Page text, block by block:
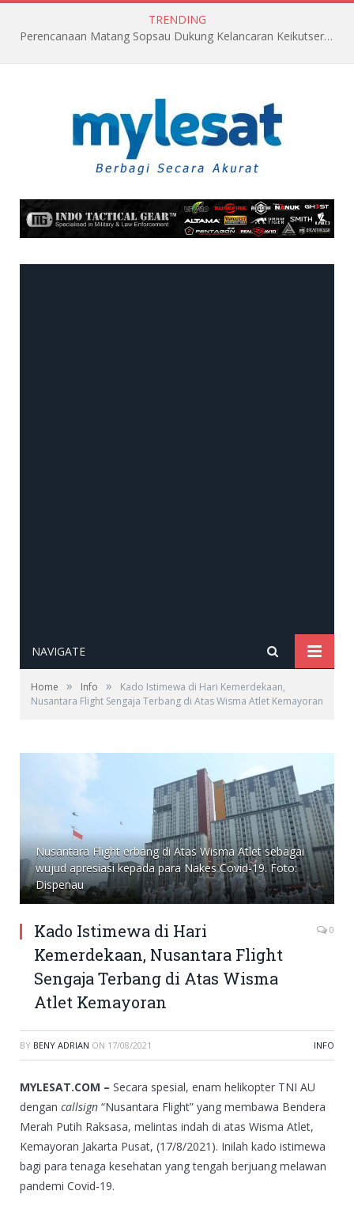
TRENDING
Perencanaan Matang Sopsau Dukung Kelancaran Keikutsertaan TNI AU di Pitch Black 2026
NAVIGATE
Home » Info »
Kado Istimewa di Hari Kemerdekaan,
Nusantara Flight Sengaja Terbang di Atas Wisma Atlet Kemayoran
Nusantara Flight erbang di Atas Wisma Atlet sebagai
wujud apresiasi kepada para Nakes Covid-19. Foto:
Dispenau
Kado Istimewa di Hari
Kemerdekaan, Nusantara Flight
Sengaja Terbang di Atas Wisma
Atlet Kemayoran
0
BY BENY ADRIAN ON 17/08/2021 INFO
MYLESAT.COM – Secara spesial, enam helikopter TNI AU
dengan callsign “Nusantara Flight” yang membawa Bendera
Merah Putih Raksasa, melintas indah di atas Wisma Atlet,
Kemayoran Jakarta Pusat, (17/8/2021). Inilah kado istimewa
bagi para tenaga kesehatan yang tengah berjuang melawan
pandemi Covid-19.